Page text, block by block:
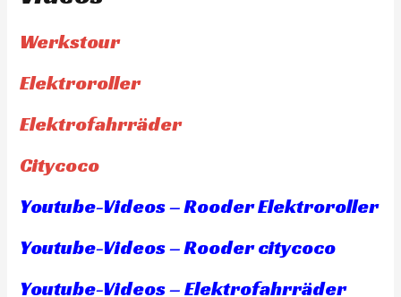
Werkstour
Elektroroller
Elektrofahrräder
Citycoco
Youtube-Videos – Rooder Elektroroller
Youtube-Videos – Rooder citycoco
Youtube-Videos – Elektrofahrräder